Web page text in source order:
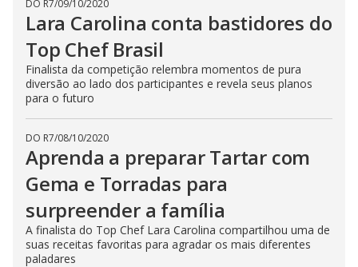
DO R7/09/10/2020
Lara Carolina conta bastidores do
Top Chef Brasil
Finalista da competição relembra momentos de pura
diversão ao lado dos participantes e revela seus planos
para o futuro
DO R7/08/10/2020
Aprenda a preparar Tartar com
Gema e Torradas para
surpreender a família
A finalista do Top Chef Lara Carolina compartilhou uma de
suas receitas favoritas para agradar os mais diferentes
paladares